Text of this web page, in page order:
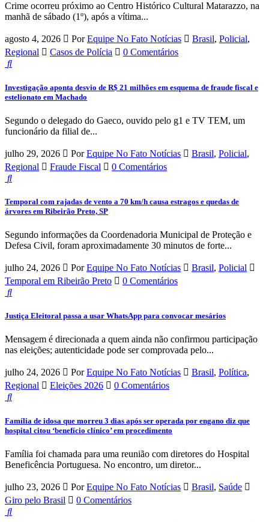
Crime ocorreu próximo ao Centro Histórico Cultural Matarazzo, na
manhã de sábado (1º), após a vítima...
agosto 4, 2026 Por Equipe No Fato Notícias Brasil, Policial,
Regional
Casos de Polícia 0 Comentários
Investigação aponta desvio de R$ 21 milhões em esquema de fraude fiscal e
estelionato em Machado
Segundo o delegado do Gaeco, ouvido pelo g1 e TV TEM, um
funcionário da filial de...
julho 29, 2026 Por Equipe No Fato Notícias Brasil, Policial,
Regional
Fraude Fiscal 0 Comentários
Temporal com rajadas de vento a 70 km/h causa estragos e quedas de
árvores em Ribeirão Preto, SP
Segundo informações da Coordenadoria Municipal de Proteção e
Defesa Civil, foram aproximadamente 30 minutos de forte...
julho 24, 2026 Por Equipe No Fato Notícias Brasil, Policial
Temporal em Ribeirão Preto
0 Comentários
Justiça Eleitoral passa a usar WhatsApp para convocar mesários
Mensagem é direcionada a quem ainda não confirmou participação
nas eleições; autenticidade pode ser comprovada pelo...
julho 24, 2026 Por Equipe No Fato Notícias Brasil, Política,
Regional
Eleições 2026 0 Comentários
Família de idosa que morreu 3 dias após ser operada por engano diz que
hospital citou ‘benefício clínico’ em procedimento
Família foi chamada para uma reunião com diretores do Hospital
Beneficência Portuguesa. No encontro, um diretor...
julho 23, 2026 Por Equipe No Fato Notícias Brasil, Saúde
Giro pelo Brasil
0 Comentários